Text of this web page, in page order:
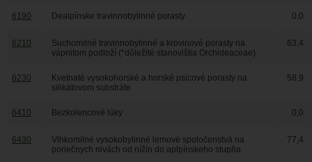
6190 Dealpínske travinnobylinné porasty 0,0
6210
Suchomilné travinnobylinné a krovinové porasty na
vápnitom podloží (*dôležité stanovištia Orchideaceae)
63,4
6230
Kvetnaté vysokohorské a horské psicové porasty na
silikátovom substráte
58,9
6410 Bezkolencové lúky 0,0
6430
Vlhkomilné vysokobylinné lemové spoločenstvá na
poriečnych nivách od nížin do aplpínskeho stupňa
77,4